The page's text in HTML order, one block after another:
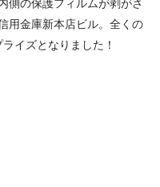
側の保護フィルムが剥がさ
用金庫新本店ビル。全くの
イズとなりました！